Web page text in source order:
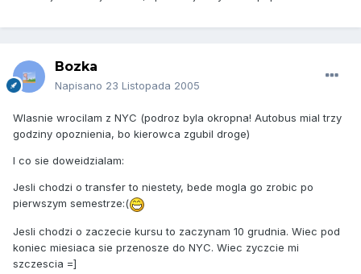
Bozka
Napisano 23 Listopada 2005
Wlasnie wrocilam z NYC (podroz byla okropna! Autobus mial trzy
godziny opoznienia, bo kierowca zgubil droge)
I co sie doweidzialam:
Jesli chodzi o transfer to niestety, bede mogla go zrobic po
pierwszym semestrze:(
Jesli chodzi o zaczecie kursu to zaczynam 10 grudnia. Wiec pod
koniec miesiaca sie przenosze do NYC. Wiec zyczcie mi
szczescia =]